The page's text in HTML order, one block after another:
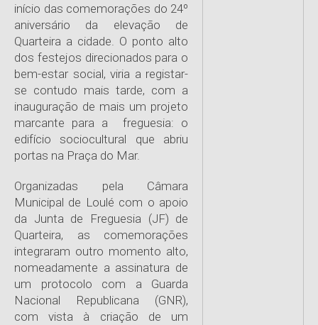
início das comemorações do 24º
aniversário da elevação de
Quarteira a cidade. O ponto alto
dos festejos direcionados para o
bem-estar social, viria a registar-
se contudo mais tarde, com a
inauguração de mais um projeto
marcante para a freguesia: o
edifício sociocultural que abriu
portas na Praça do Mar.
Organizadas pela Câmara
Municipal de Loulé com o apoio
da Junta de Freguesia (JF) de
Quarteira, as comemorações
integraram outro momento alto,
nomeadamente a assinatura de
um protocolo com a Guarda
Nacional Republicana (GNR),
com vista à criação de um